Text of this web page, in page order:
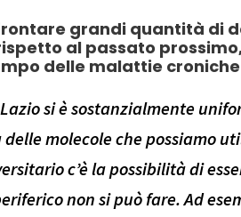
grandi quantità di
al passato
delle malattie
si è sostanzialmente
molecole che possiamo
c’è la possibilità di
non si può fare. Ad